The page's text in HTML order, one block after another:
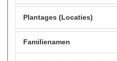
Plantages (Locaties)
Familienamen